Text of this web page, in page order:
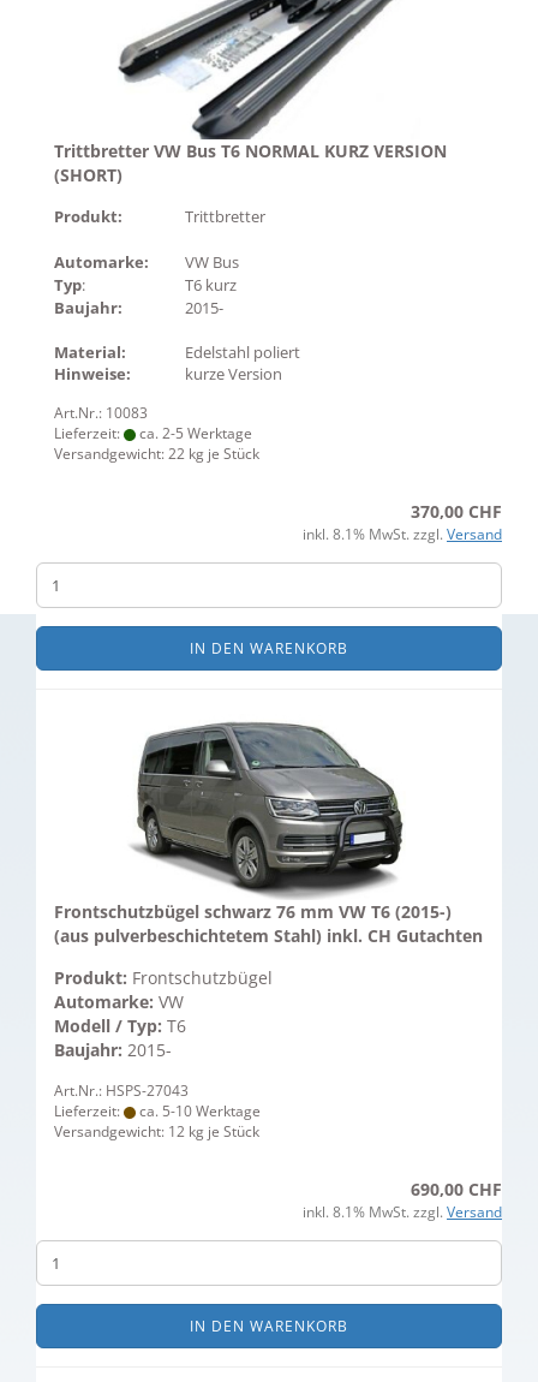
Trittbretter VW Bus T6 NORMAL KURZ VERSION
(SHORT)
Produkt: Trittbretter
Automarke:
VW Bus
Typ:
T6 kurz
Baujahr:
2015-
Material:
Edelstahl poliert
Hinweise:
kurze Version
Art.Nr.: 10083
Lieferzeit:
ca. 2-5 Werktage
Versandgewicht:22 kg je Stück
370,00 CHF
inkl. 8.1% MwSt. zzgl. Versand
IN DEN WARENKORB
Frontschutzbügel schwarz 76 mm VW T6 (2015-)
(aus pulverbeschichtetem Stahl) inkl. CH Gutachten
Produkt: Frontschutzbügel
Automarke: VW
Modell / Typ: T6
Baujahr: 2015-
Art.Nr.: HSPS-27043
Lieferzeit:
ca. 5-10 Werktage
Versandgewicht: 12 kg je Stück
690,00 CHF
inkl. 8.1% MwSt. zzgl. Versand
IN DEN WARENKORB